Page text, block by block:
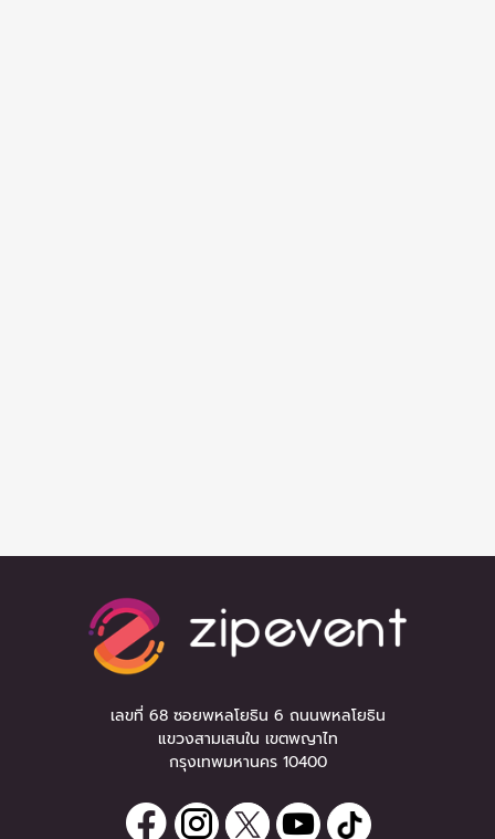
เลขที่ 68 ซอยพหลโยธิน 6 ถนนพหลโยธิน
แขวงสามเสนใน เขตพญาไท
กรุงเทพมหานคร 10400